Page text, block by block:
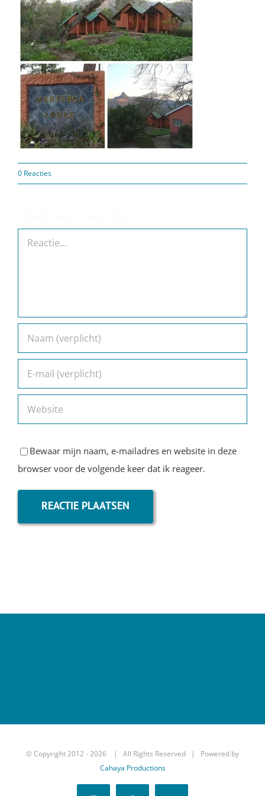
0 Reacties
Reactie
Bewaar mijn naam, e-mailadres en website in deze
browser voor de volgende keer dat ik reageer.
© Copyright 2012 -2026 | All Rights Reserved | Powered by
Cahaya Productions